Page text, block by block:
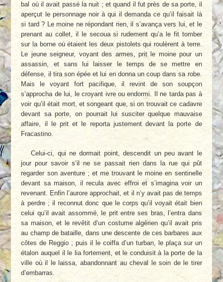
bal où il avait passé la nuit ; et quand il fut près de sa porte, il
aperçut le personnage noir à qui il demanda ce qu’il faisait là
si tard ? Le moine ne répondant rien, il s’avança vers lui, et le
prenant au collet, il le secoua si rudement qu’a le fit tomber
sur la borne où étaient les deux pistolets qui roulèrent à terre.
Le jeune seigneur, voyant des armes, prit le moine pour un
assassin, et sans lui laisser le temps de se mettre en
défense, il tira son épée et lui en donna un coup dans sa robe.
Mais le voyant fort pacifique, il revint de son soupçon
s’approcha de lui, le croyant ivre ou endormi. Il ne tarda pas à
voir qu’il était mort, et songeant que, si on trouvait ce cadavre
devant sa porte, on pourrait lui susciter quelque mauvaise
affaire, il le prit et le reporta justement devant la porte de
Fracastino.
Celui-ci, qui ne dormait point, descendit un peu avant le
jour pour savoir s’il ne se passait rien dans la rue qui pût
regarder son aventure ; et me trouvant le moine en sentinelle
devant sa maison, il recula avec effroi et s’imagina voir un
revenant. Enfin l’aurore approchait, et il n’y avait pas de temps
à perdre ; il reconnut donc que le corps qu’il voyait était bien
celui qu’il avait assommé, le prit entre ses bras, l’entra dans
sa maison, et le revêtit d’un costume algérien qu’il avait pris
au champ de bataille, dans une descente de ces barbares aux
côtes de Reggio ; puis il le coiffa d’un turban, le plaça sur un
étalon auquel il le lia fortement, et le conduisit à la porte de la
ville où il le laissa, abandonnant au cheval le soin de le tirer
d’embarras.